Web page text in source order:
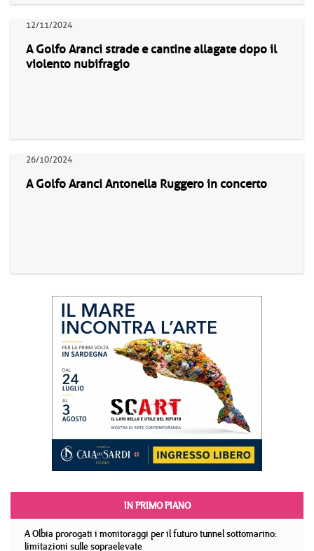
12/11/2024
A Golfo Aranci strade e cantine allagate dopo il
violento nubifragio
26/10/2024
A Golfo Aranci Antonella Ruggero in concerto
IN PRIMO PIANO
A Olbia prorogati i monitoraggi per il futuro tunnel sottomarino:
limitazioni sulle sopraelevate